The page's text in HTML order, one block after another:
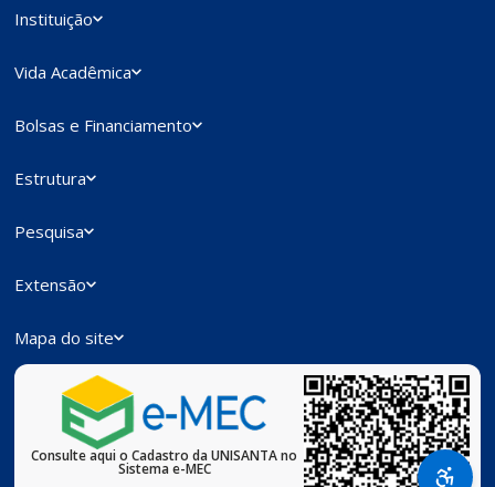
Instituição
Vida Acadêmica
Bolsas e Financiamento
Estrutura
Pesquisa
Extensão
Mapa do site
Consulte aqui o Cadastro da UNISANTA no
Sistema e-MEC